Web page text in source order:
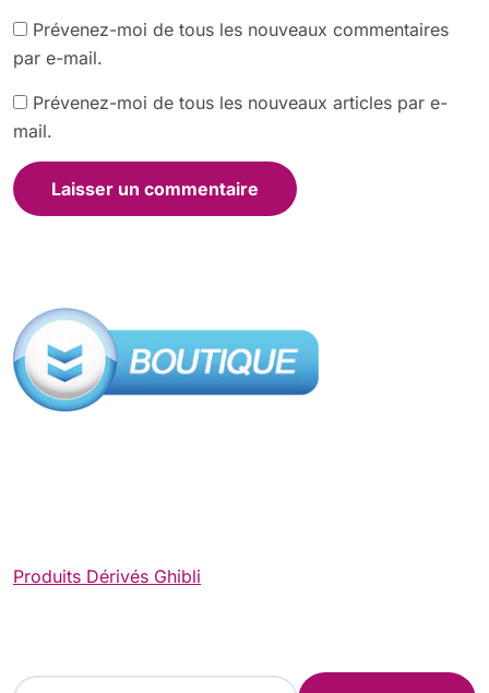
Prévenez-moi de tous les nouveaux commentaires
par e-mail.
Prévenez-moi de tous les nouveaux articles par e-
mail.
Produits Dérivés Ghibli
R